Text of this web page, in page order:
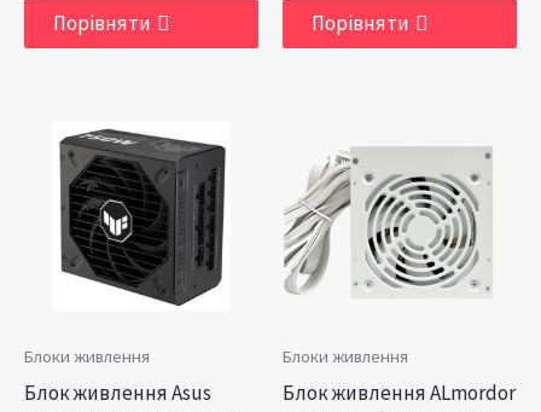
Порівняти Порівняти
Блоки живлення
Блок живлення Asus
Блоки живлення
Блок живлення ALmordor